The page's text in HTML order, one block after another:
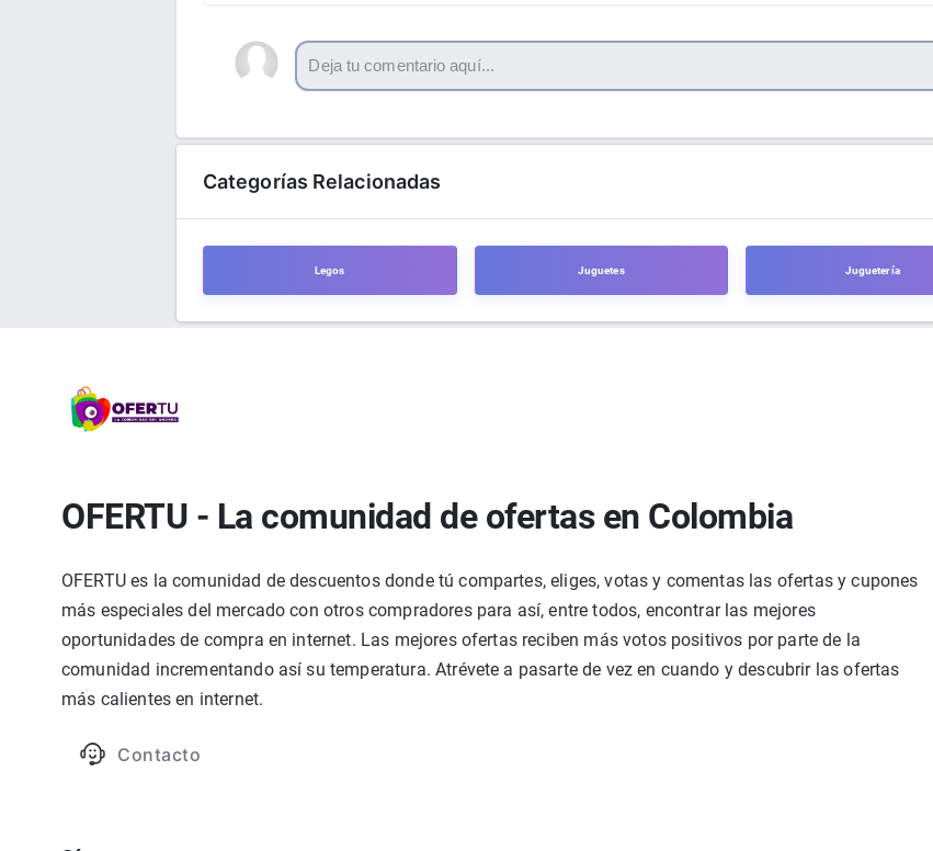
Categorías Relacionadas
Legos Juguetes Juguetería
OFERTU - La comunidad de ofertas en Colombia
OFERTU es la comunidad de descuentos donde tú compartes, eliges, votas y comentas las ofertas y cupones
más especiales del mercado con otros compradores para así, entre todos, encontrar las mejores
oportunidades de compra en internet. Las mejores ofertas reciben más votos positivos por parte de la
comunidad incrementando así su temperatura. Atrévete a pasarte de vez en cuando y descubrir las ofertas
más calientes en internet.
Contacto